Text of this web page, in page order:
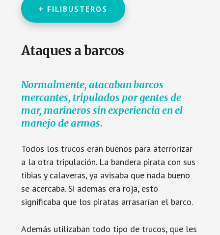
+ FILIBUSTEROS
Ataques a barcos
Normalmente, atacaban barcos
mercantes, tripulados por gentes de
mar, marineros sin experiencia en el
manejo de armas.
Todos los trucos eran buenos para aterrorizar
a la otra tripulación. La bandera pirata con sus
tibias y calaveras, ya avisaba que nada bueno
se acercaba. Si además era roja, esto
significaba que los piratas arrasarían el barco.
Además utilizaban todo tipo de trucos, que les